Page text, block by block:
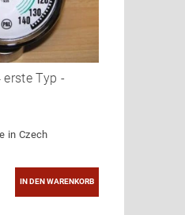
Typ -
in Czech